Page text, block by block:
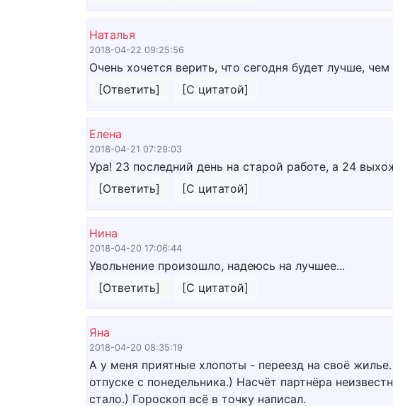
Наталья
2018-04-22 09:25:56
Очень хочется верить, что сегодня будет лучше, чем
[Ответить]
[С цитатой]
Елена
2018-04-21 07:29:03
Ура! 23 последний день на старой работе, а 24
[Ответить]
[С цитатой]
Нина
2018-04-20 17:06:44
Увольнение произошло, надеюсь на лучшее...
[Ответить]
[С цитатой]
Яна
2018-04-20 08:35:19
А у меня приятные хлопоты - переезд на своё
отпуске с понедельника.) Насчёт партнёра
стало.) Гороскоп всё в точку написал.